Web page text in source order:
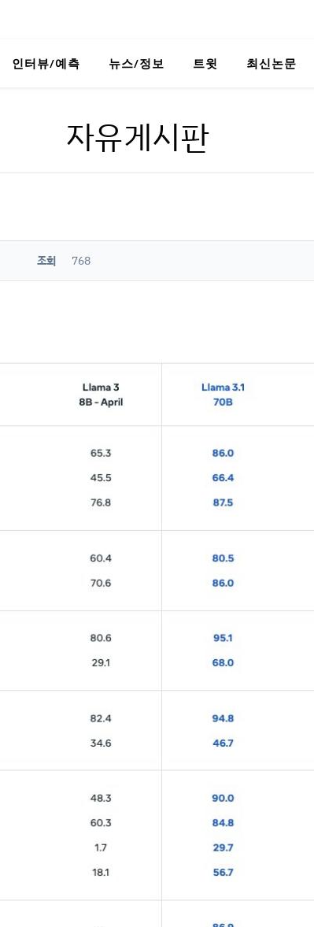
인터뷰/예측 뉴스/정보 트윗 최신논문
자유게시판
조회 768